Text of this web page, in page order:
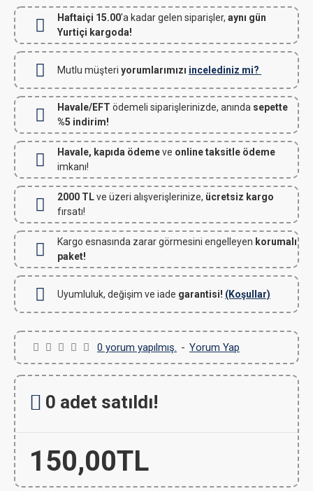
Haftaiçi 15.00'a kadar gelen siparişler, aynı gün
Yurtiçi kargoda!
Mutlu müşteri yorumlarımızı incelediniz mi?
Havale/EFT ödemeli siparişlerinizde, anında sepette
%5 indirim!
Havale, kapıda ödemeve online taksitle ödeme
imkanı!
2000 TLve üzeri alışverişlerinize, ücretsiz kargo
fırsatı!
Kargo esnasında zarar görmesini engelleyen korumalı
paket!
Uyumluluk, değişim ve iade garantisi! (Koşullar)
0 yorum yapılmış. - Yorum Yap
150,00TL
0 adet satıldı!